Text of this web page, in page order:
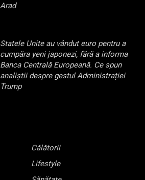
Arad
Statele Unite au vândut euro pentru a
cumpăra yeni japonezi, fără a informa
Banca Centrală Europeană. Ce spun
analiștii despre gestul Administrației
Trump
Călătorii
Lifestyle